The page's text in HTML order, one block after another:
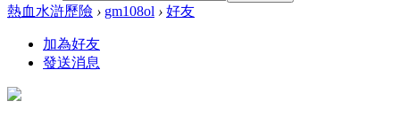
熱血水滸歷險 › gm108ol › 好友
加為好友
發送消息